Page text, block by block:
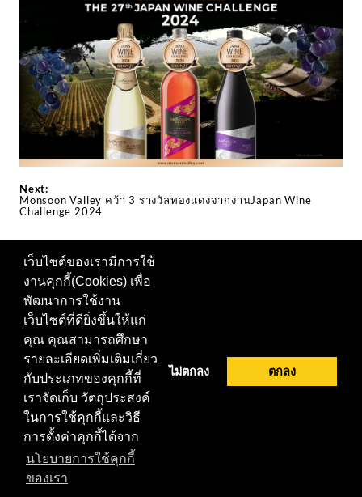
Next:
Monsoon Valley คว้า 3 รางวัลทองแดงจากงานJapan Wine
Challenge 2024
ติดตามเราได้ที่
หรือเยี่ยมชมเว็บอื่นๆในครอบครัว สยาม ไวเนอรี่ |
การคุ้มครองข้อมูลส่วนบุคคล
เว็บไซต์ของเรามีการใช้
งานคุกกี้(Cookies) เพื่อ
พัฒนาการใช้งาน
เว็บไซต์ที่ดียิ่งขึ้นให้แก่
คุณ คุณสามารถศึกษา
รายละเอียดเพิ่มเติมเกี่ยว
กับประเภทของคุกกี้ที่
เราจัดเก็บ วัตถุประสงค์
ในการใช้คุกกี้และวิธี
การตั้งค่าคุกกี้ได้จาก
นโยบายการใช้คุกกี้
ของเรา
ไม่ตกลง ตกลง